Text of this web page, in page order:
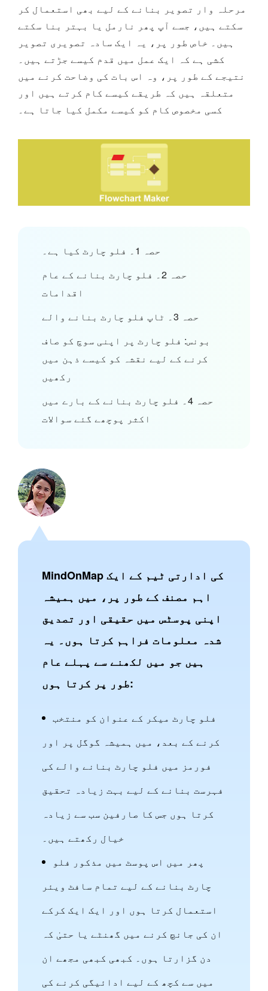
مرحلہ وار تصویر بنانے کے لیے بھی استعمال کر
سکتے ہیں، جسے آپ پھر نارمل یا بہتر بنا سکتے
ہیں۔ خاص طور پر، یہ ایک سادہ تصویری تصویر
کشی ہے کہ ایک عمل میں قدم کیسے جڑتے ہیں۔
نتیجے کے طور پر، وہ اس بات کی وضاحت کرنے میں
متعلقہ ہیں کہ طریقے کیسے کام کرتے ہیں اور
کسی مخصوص کام کو کیسے مکمل کیا جاتا ہے۔
حصہ 1۔ فلو چارٹ کیا ہے۔
حصہ 2۔ فلو چارٹ بنانے کے عام
اقدامات
حصہ 3۔ ٹاپ فلو چارٹ بنانے والے
بونس: فلو چارٹ پر اپنی سوچ کو صاف
کرنے کے لیے نقشہ کو کیسے ذہن میں
رکھیں
حصہ 4۔ فلو چارٹ بنانے کے بارے میں
اکثر پوچھے گئے سوالات
MindOnMap کی ادارتی ٹیم کے ایک
اہم مصنف کے طور پر، میں ہمیشہ
اپنی پوسٹس میں حقیقی اور تصدیق
شدہ معلومات فراہم کرتا ہوں۔ یہ
ہیں جو میں لکھنے سے پہلے عام
طور پر کرتا ہوں:
فلو چارٹ میکر کے عنوان کو منتخب
کرنے کے بعد، میں ہمیشہ گوگل پر اور
فورمز میں فلو چارٹ بنانے والے کی
فہرست بنانے کے لیے بہت زیادہ تحقیق
کرتا ہوں جس کا صارفین سب سے زیادہ
خیال رکھتے ہیں۔
پھر میں اس پوسٹ میں مذکور فلو
چارٹ بنانے کے لیے تمام سافٹ ویئر
استعمال کرتا ہوں اور ایک ایک کرکے
ان کی جانچ کرنے میں گھنٹے یا حتیٰ کہ
دن گزارتا ہوں۔ کبھی کبھی مجھے ان
میں سے کچھ کے لیے ادائیگی کرنے کی